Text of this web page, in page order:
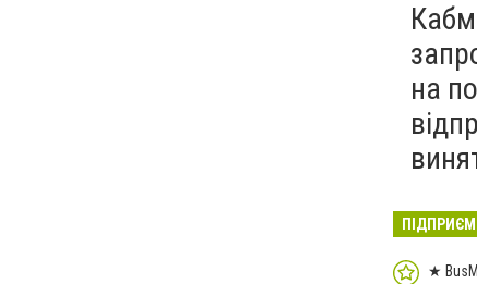
на
★